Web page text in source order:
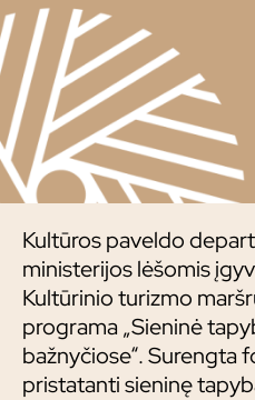
Kultūros paveldo
ministerijos lėšomis
Kultūrinio turizmo
programa „Sieninė
bažnyčiose“. Surengta
pristatanti sieninę